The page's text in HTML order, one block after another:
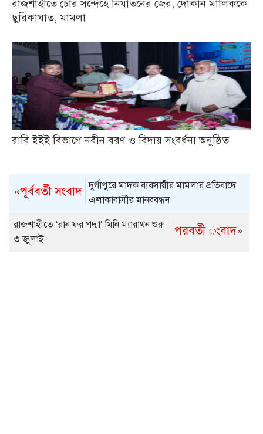
রাজশাহীতে চোর সন্দেহে নির্যাতনের জের, দোকান মালিককে
ছুরিকাঘাত, মামলা
রাবি ইইই বিভাগে নবীন বরণ ও বিদায় সংবর্ধনা অনুষ্ঠিত
«পূর্ববর্তী সংবাদ দুর্গাপুরে মাদক ব্যবসায়ীর মামলার প্রতিবাদে
এলাকাবাসীর মানববন্ধন
পরবর্তী ংবাদ»
রাজশাহীতে ‘রান ফর পদ্মা’ মিনি ম্যারাথন শুরু
৩ জুলাই